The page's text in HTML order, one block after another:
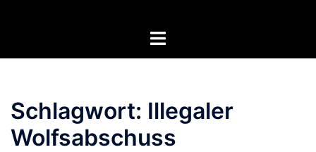
Menü
Schlagwort: Illegaler
Wolfsabschuss